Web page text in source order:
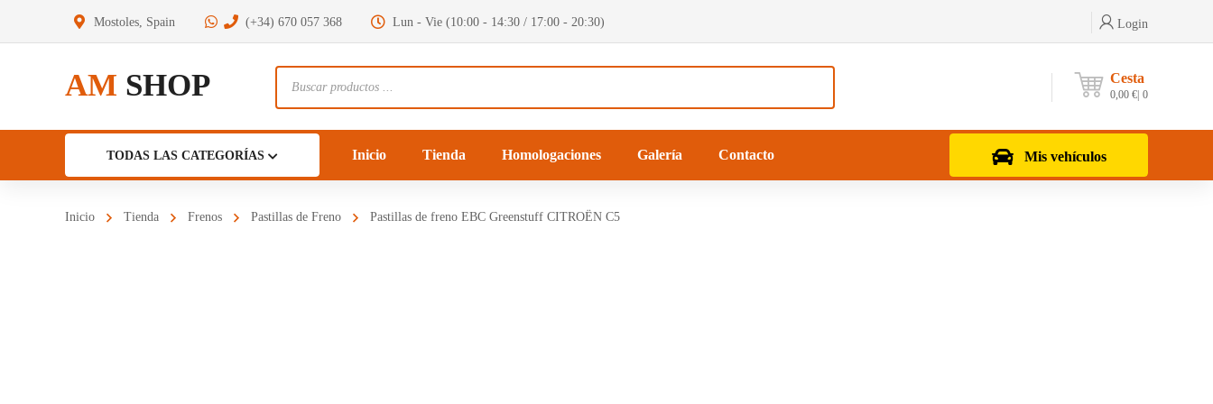
Mostoles, Spain (+34) 670 057 368 Lun - Vie (10:00 - 14:30 / 17:00 - 20:30) Login
AM SHOP Cesta
0,00 € 0
de
productos
Mis vehículos
TODAS LAS CATEGORÍAS Inicio Tienda Homologaciones Galería Contacto
Inicio Tienda Frenos Pastillas de Freno Pastillas de freno EBC Greenstuff CITROËN C5